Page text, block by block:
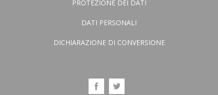
PROTEZIONE DEI DATI
DATI PERSONALI
DICHIARAZIONE DI CONVERSIONE